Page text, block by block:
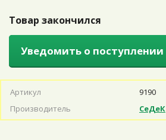
Товар закончился
Уведомить о поступлении
Артикул
9190
Производитель
СеДеК